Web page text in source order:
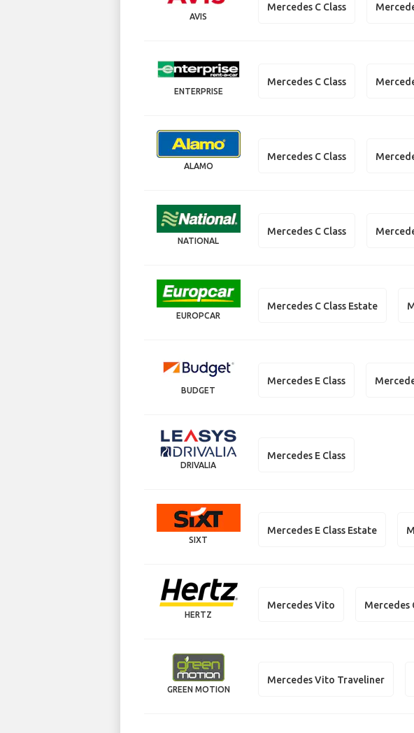
AVIS
Mercedes C Class
ENTERPRISE
Mercedes C Class
ALAMO
Mercedes C Class
NATIONAL
Mercedes C Class
EUROPCAR
Mercedes C Class Estate
BUDGET
Mercedes E Class
DRIVALIA
Mercedes E Class
SIXT
Mercedes E Class Estate
HERTZ
Mercedes Vito Mercedes
GREEN MOTION
Mercedes Vito Traveliner